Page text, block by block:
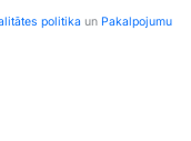
politika un Pakalpojumu